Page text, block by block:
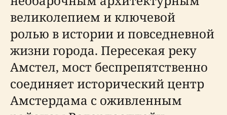
великолепием и ключевой
ролью в истории и повседневной
жизни города. Пересекая реку
Амстел, мост беспрепятственно
соединяет исторический центр
Амстердама с оживленным